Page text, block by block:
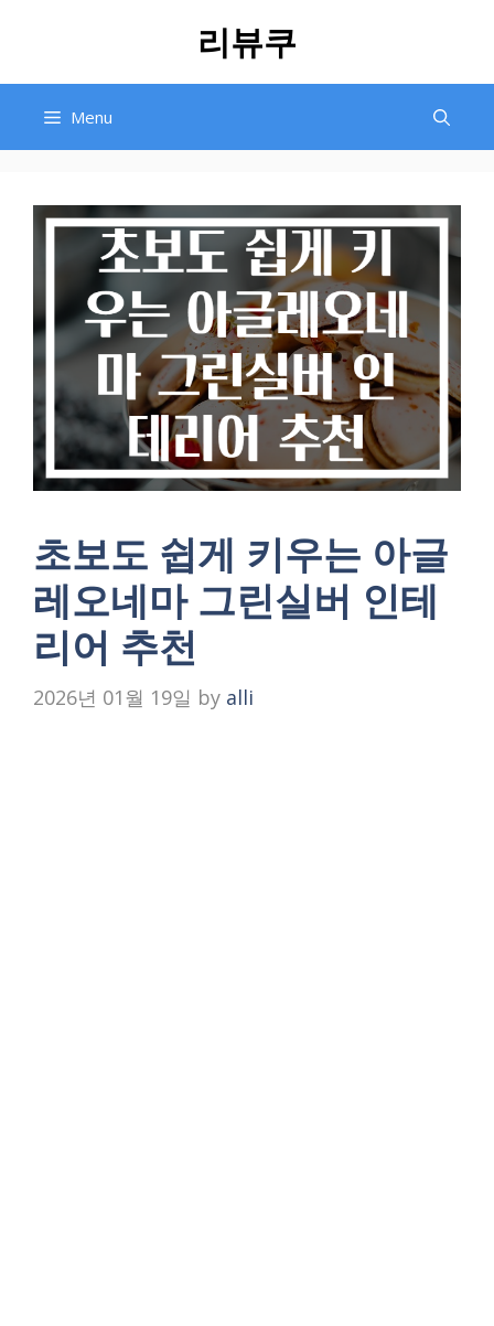
리뷰쿠
Menu
초보도 쉽게 키우는 아글
레오네마 그린실버 인테
리어 추천
2026년 01월 19일 by alli